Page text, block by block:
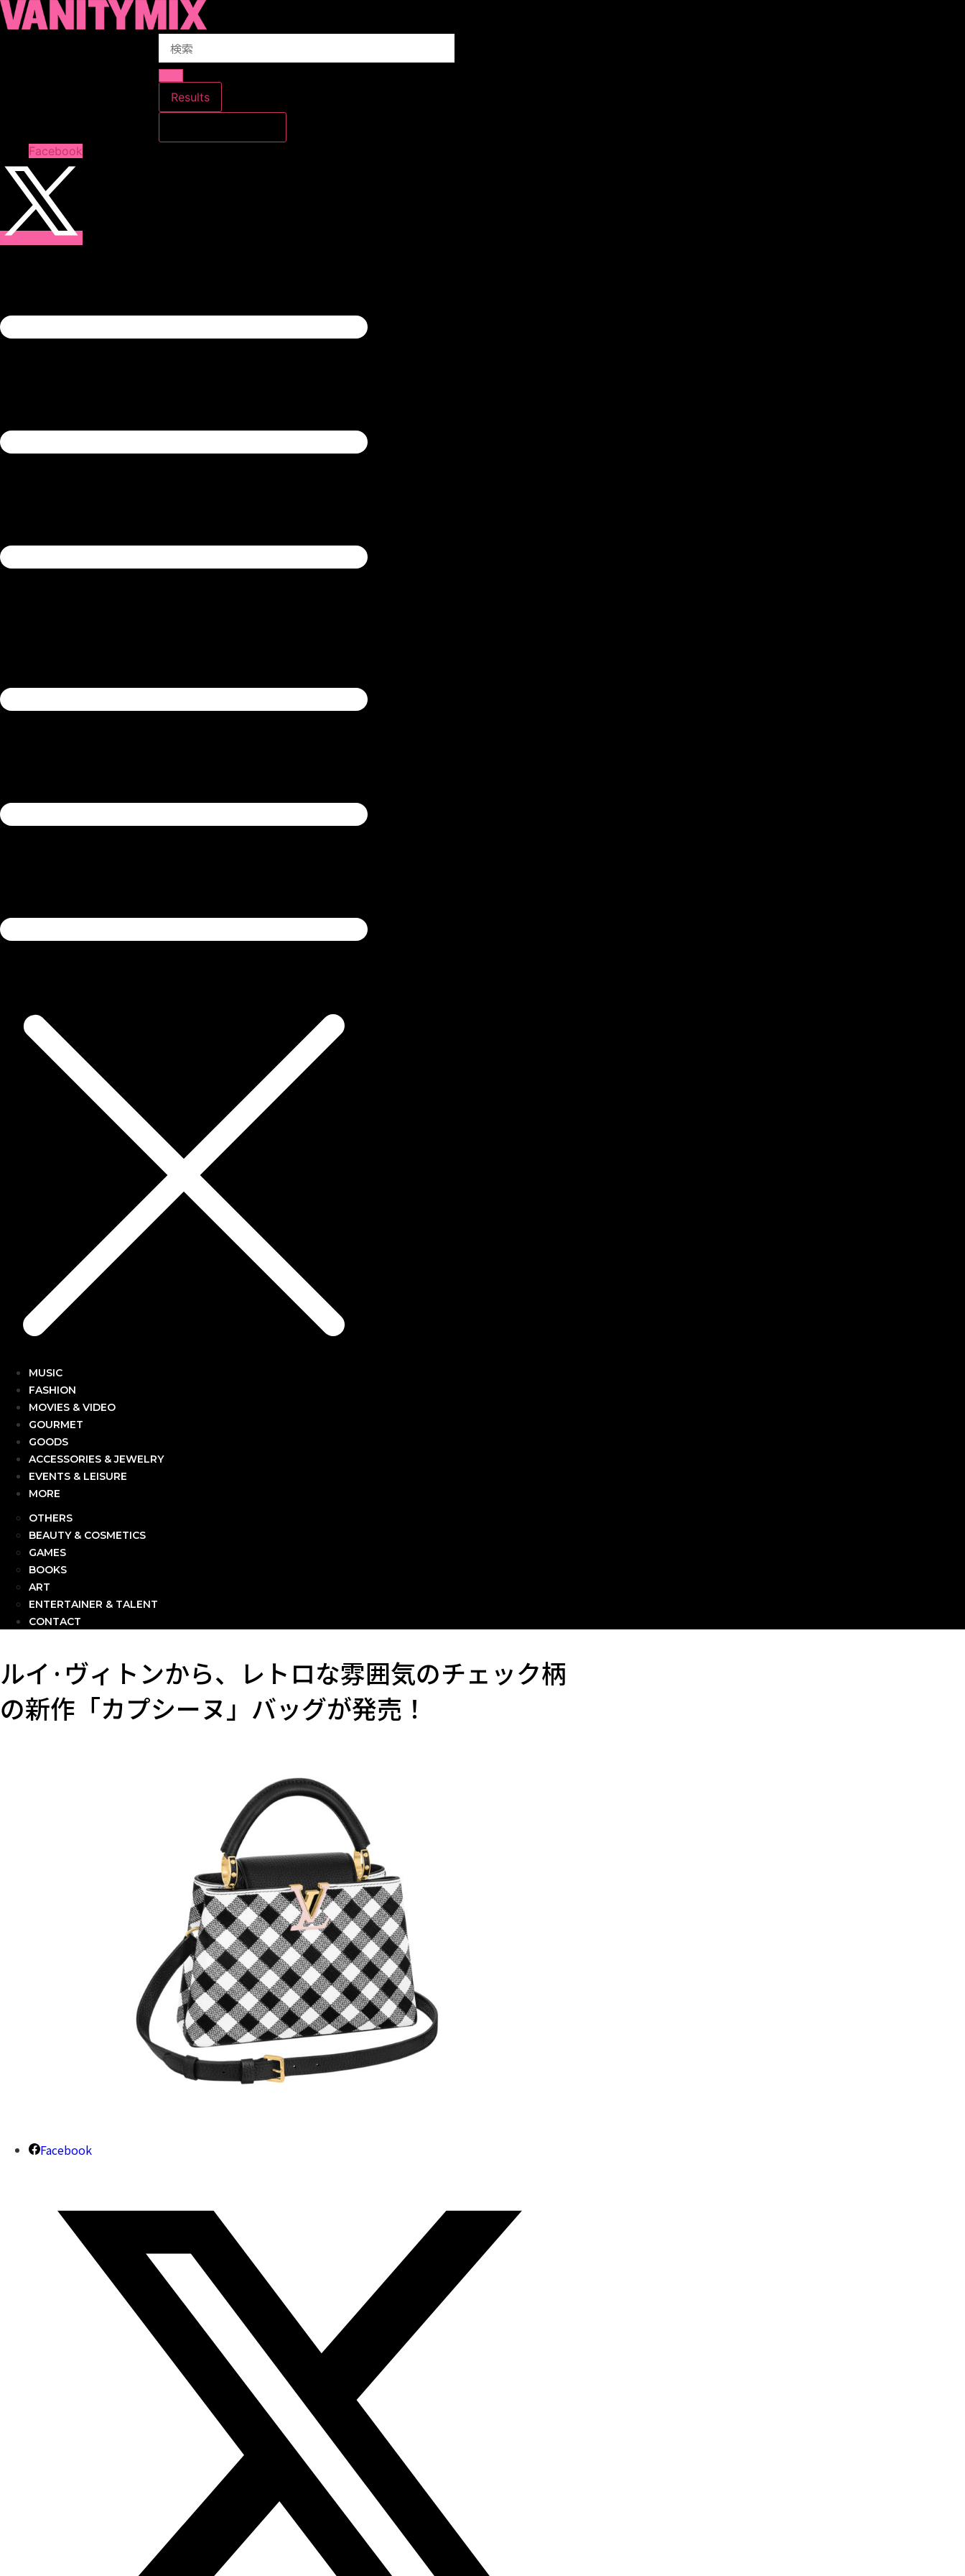
コ
ン
プ
Search
Results
Facebook
MUSIC
FASHION
MOVIES & VIDEO
GOURMET
GOODS
ACCESSORIES & JEWELRY
EVENTS & LEISURE
MORE
OTHERS
BEAUTY & COSMETICS
GAMES
BOOKS
ART
ENTERTAINER & TALENT
CONTACT
ルイ·ヴィトンから、レトロな雰囲気のチェック柄
の新作「カプシーヌ」バッグが発売！
Facebook